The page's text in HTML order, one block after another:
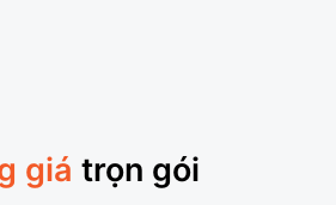
giá trọn gói